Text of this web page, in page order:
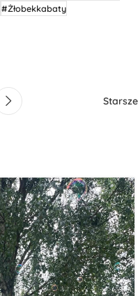
#Żłobekkabaty
Starsze